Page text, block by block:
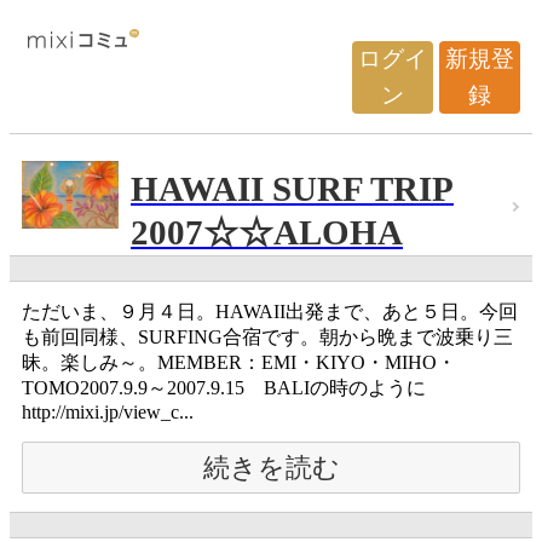
ログイ
ン
新規登
録
HAWAII SURF TRIP
2007☆☆ALOHA
ただいま、９月４日。HAWAII出発まで、あと５日。今回
も前回同様、SURFING合宿です。朝から晩まで波乗り三
昧。楽しみ～。MEMBER：EMI・KIYO・MIHO・
TOMO2007.9.9～2007.9.15 BALIの時のように
http://mixi.jp/view_c...
続きを読む